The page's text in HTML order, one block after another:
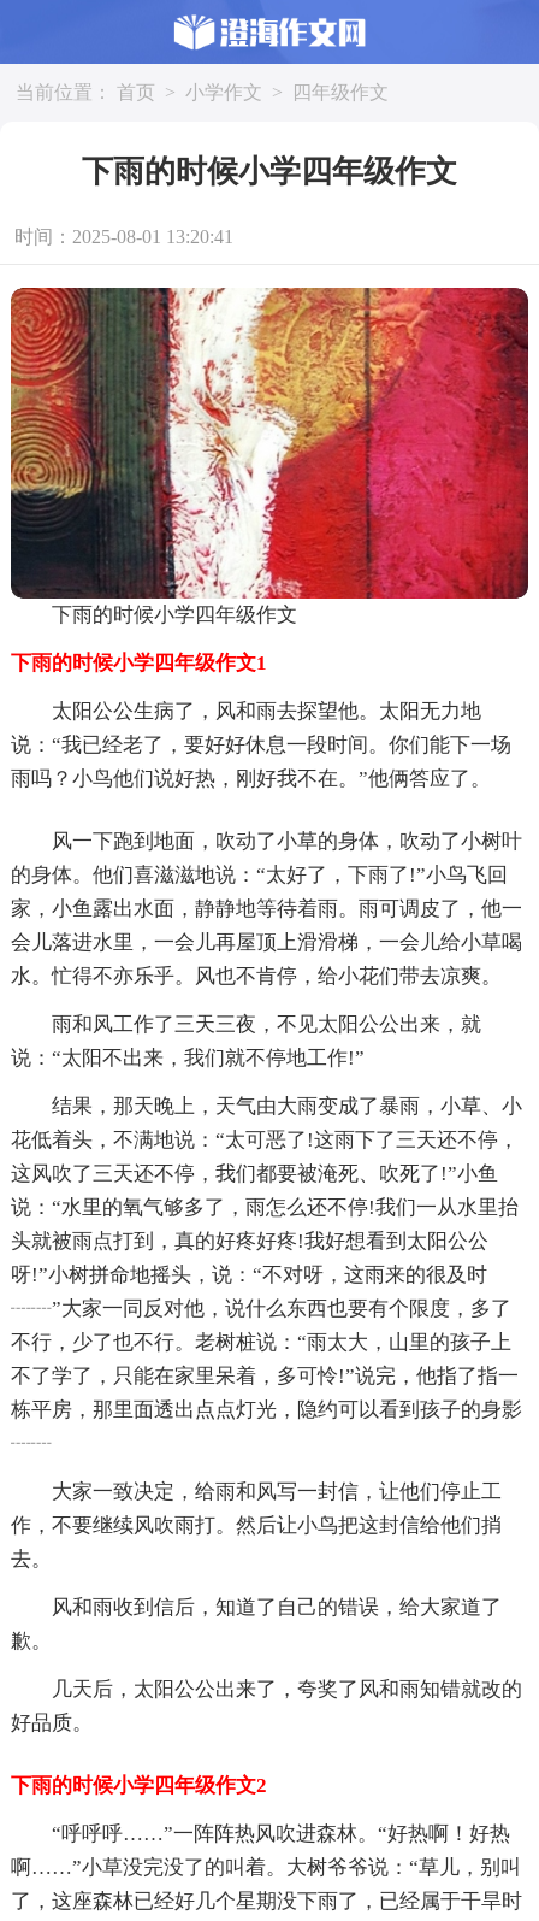
当前位置： 首页 > 小学作文 > 四年级作文
下雨的时候小学四年级作文
时间：2025-08-01 13:20:41
下雨的时候小学四年级作文
下雨的时候小学四年级作文1
太阳公公生病了，风和雨去探望他。太阳无力地
说：“我已经老了，要好好休息一段时间。你们能下一场
雨吗？小鸟他们说好热，刚好我不在。”他俩答应了。
风一下跑到地面，吹动了小草的身体，吹动了小树叶
的身体。他们喜滋滋地说：“太好了，下雨了!”小鸟飞回
家，小鱼露出水面，静静地等待着雨。雨可调皮了，他一
会儿落进水里，一会儿再屋顶上滑滑梯，一会儿给小草喝
水。忙得不亦乐乎。风也不肯停，给小花们带去凉爽。
雨和风工作了三天三夜，不见太阳公公出来，就
说：“太阳不出来，我们就不停地工作!”
结果，那天晚上，天气由大雨变成了暴雨，小草、小
花低着头，不满地说：“太可恶了!这雨下了三天还不停，
这风吹了三天还不停，我们都要被淹死、吹死了!”小鱼
说：“水里的氧气够多了，雨怎么还不停!我们一从水里抬
头就被雨点打到，真的好疼好疼!我好想看到太阳公公
呀!”小树拼命地摇头，说：“不对呀，这雨来的很及时
┈┈”大家一同反对他，说什么东西也要有个限度，多了
不行，少了也不行。老树桩说：“雨太大，山里的孩子上
不了学了，只能在家里呆着，多可怜!”说完，他指了指一
栋平房，那里面透出点点灯光，隐约可以看到孩子的身影
┈┈
大家一致决定，给雨和风写一封信，让他们停止工
作，不要继续风吹雨打。然后让小鸟把这封信给他们捎
去。
风和雨收到信后，知道了自己的错误，给大家道了
歉。
几天后，太阳公公出来了，夸奖了风和雨知错就改的
好品质。
下雨的时候小学四年级作文2
“呼呼呼……”一阵阵热风吹进森林。“好热啊！好热
啊……”小草没完没了的叫着。大树爷爷说：“草儿，别叫
了，这座森林已经好几个星期没下雨了，已经属于干旱时